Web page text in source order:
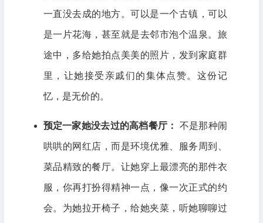
一直没去成的地方。可以是一个古镇，可以
是一片花海，甚至就是去邻市泡个温泉。旅
途中，多给她拍点美美的照片，发到家庭群
里，让她接受亲戚们的集体点赞。这份记
忆，是无价的。
预定一家她没去过的高档餐厅： 不是那种闹
哄哄的网红店，而是环境优雅、服务周到、
菜品精致的餐厅。让她穿上最漂亮的那件衣
服，你再打扮得精神一点，像一次正式的约
会。为她拉开椅子，给她夹菜，听她聊聊过